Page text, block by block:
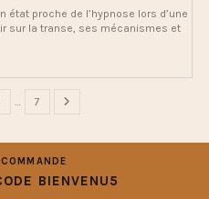
proche de l’hypnose lors d’une
sur la transe, ses mécanismes et
… 7
BIENVENU5